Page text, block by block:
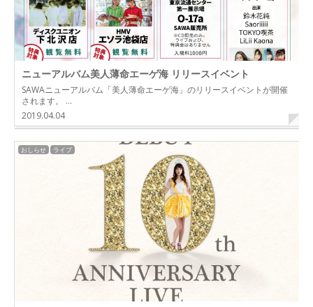
ニューアルバム美人薄命エーゲ海 リリースイベント
SAWAニューアルバム「美人薄命エーゲ海」のリリースイベントが開催
されます。 …
2019.04.04
おしらせ ライブ